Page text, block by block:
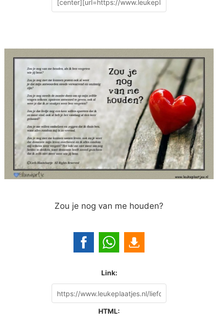
Zou je nog van me houden?
Link:
HTML: